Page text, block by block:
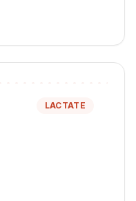
LACTATE